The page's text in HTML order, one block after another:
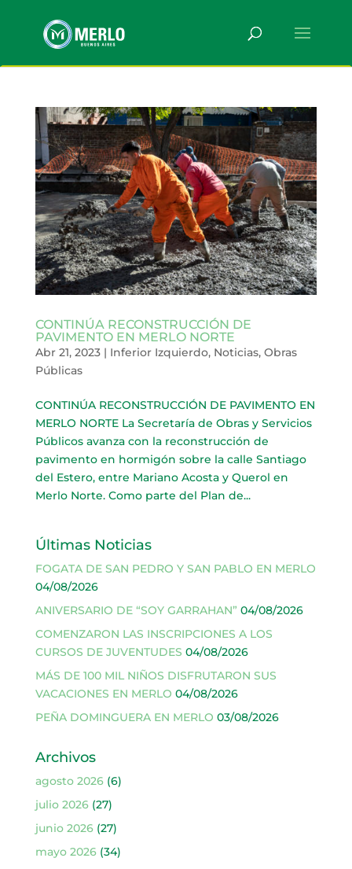
CONTINÚA RECONSTRUCCIÓN DE
PAVIMENTO EN MERLO NORTE
Abr 21, 2023| Inferior Izquierdo, Noticias, Obras
Públicas
CONTINÚA RECONSTRUCCIÓN DE PAVIMENTO EN
MERLO NORTE La Secretaría de Obras y Servicios
Públicos avanza con la reconstrucción de
pavimento en hormigón sobre la calle Santiago
del Estero, entre Mariano Acosta y Querol en
Merlo Norte. Como parte del Plan de...
Últimas Noticias
FOGATA DE SAN PEDRO Y SAN PABLO EN MERLO
04/08/2026
ANIVERSARIO DE “SOY GARRAHAN” 04/08/2026
COMENZARON LAS INSCRIPCIONES A LOS
CURSOS DE JUVENTUDES 04/08/2026
MÁS DE 100 MIL NIÑOS DISFRUTARON SUS
VACACIONES EN MERLO 04/08/2026
PEÑA DOMINGUERA EN MERLO 03/08/2026
Archivos
agosto 2026(6)
julio 2026(27)
junio 2026(27)
mayo 2026(34)